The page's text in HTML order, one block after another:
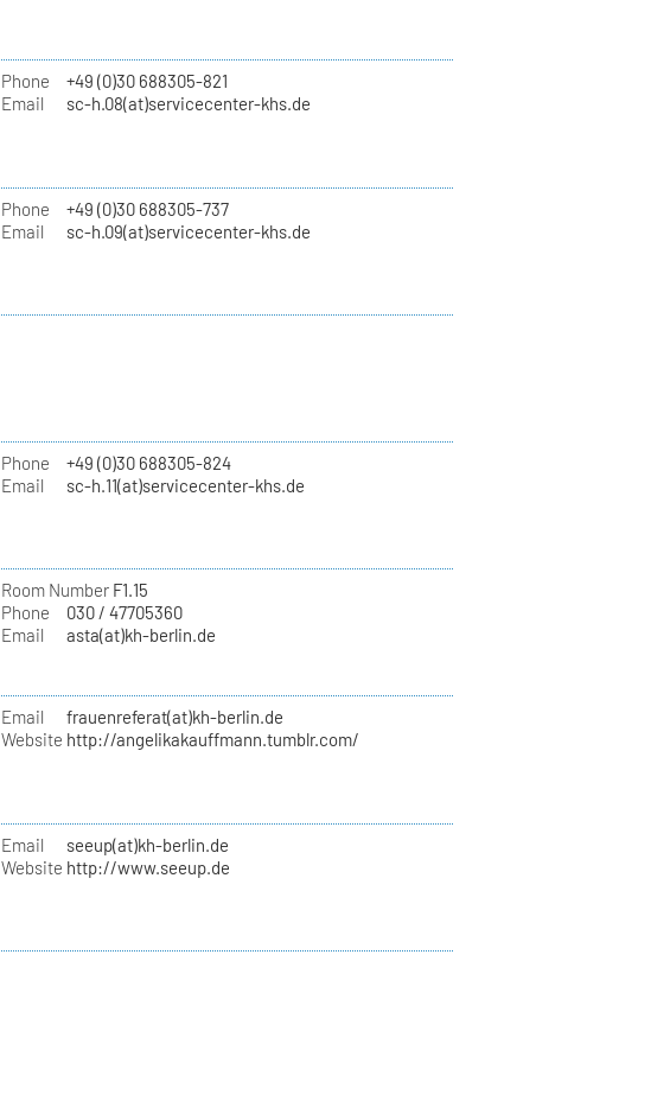
Phone
+49 (0)30 688305-821
Email
sc-h.08(at)servicecenter-khs.de
Phone
+49 (0)30 688305-737
Email
sc-h.09(at)servicecenter-khs.de
Phone
+49 (0)30 688305-824
Email
sc-h.11(at)servicecenter-khs.de
Room NumberF1.15
Phone
030 / 47705360
Email
asta(at)kh-berlin.de
Email
frauenreferat(at)kh-berlin.de
Website http://angelikakauffmann.tumblr.com/
Email
seeup(at)kh-berlin.de
Website http://www.seeup.de